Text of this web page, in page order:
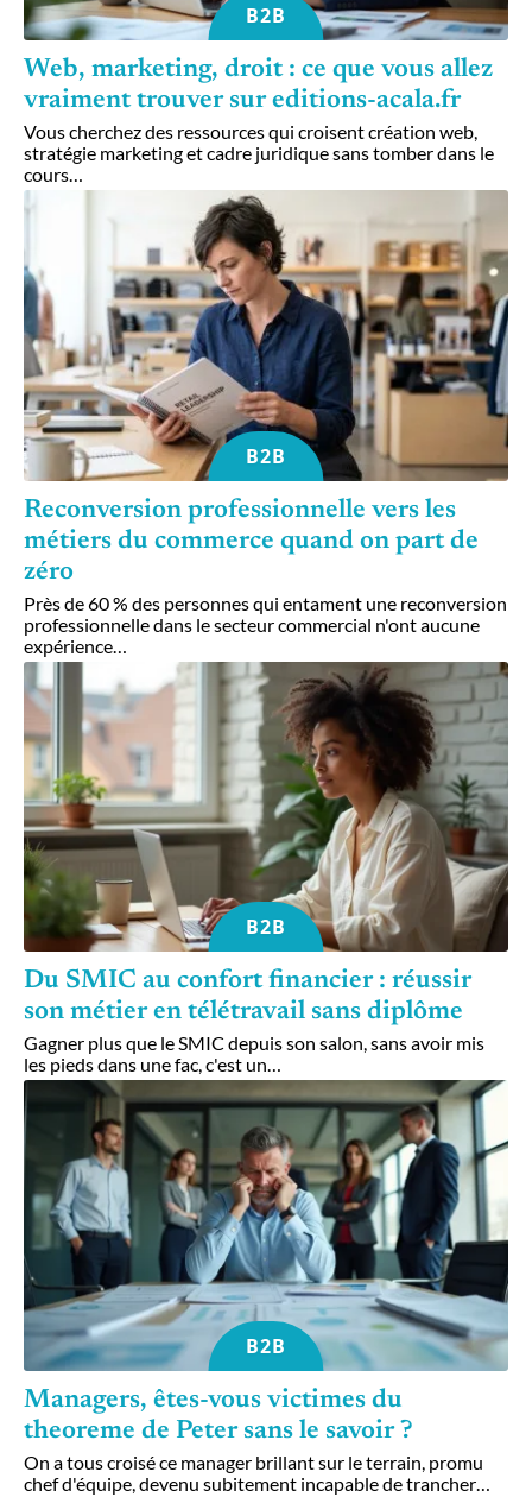
B2B
Web, marketing, droit : ce que vous allez
vraiment trouver sur editions-acala.fr
Vous cherchez des ressources qui croisent création web,
stratégie marketing et cadre juridique sans tomber dans le
cours
B2B
Reconversion professionnelle vers les
métiers du commerce quand on part de
zéro
Près de 60 % des personnes qui entament une reconversion
professionnelle dans le secteur commercial n'ont aucune
expérience
B2B
Du SMIC au confort financier : réussir
son métier en télétravail sans diplôme
Gagner plus que le SMIC depuis son salon, sans avoir mis
les pieds dans une fac, c'est un…
B2B
Managers, êtes-vous victimes du
theoreme de Peter sans le savoir ?
On a tous croisé ce manager brillant sur le terrain, promu
chef d'équipe, devenu subitement incapable de trancher…